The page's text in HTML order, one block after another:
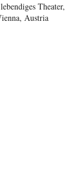
Theater,
Austria